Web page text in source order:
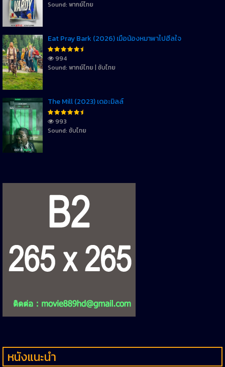
Sound: พากย์ไทย
Eat Pray Bark (2026) เมื่อน้องหมาพาไปฮีลใจ
994
Sound: พากย์ไทย | ซับไทย
The Mill (2023) เดอะมิลล์
993
Sound: ซับไทย
หนังแนะนำ